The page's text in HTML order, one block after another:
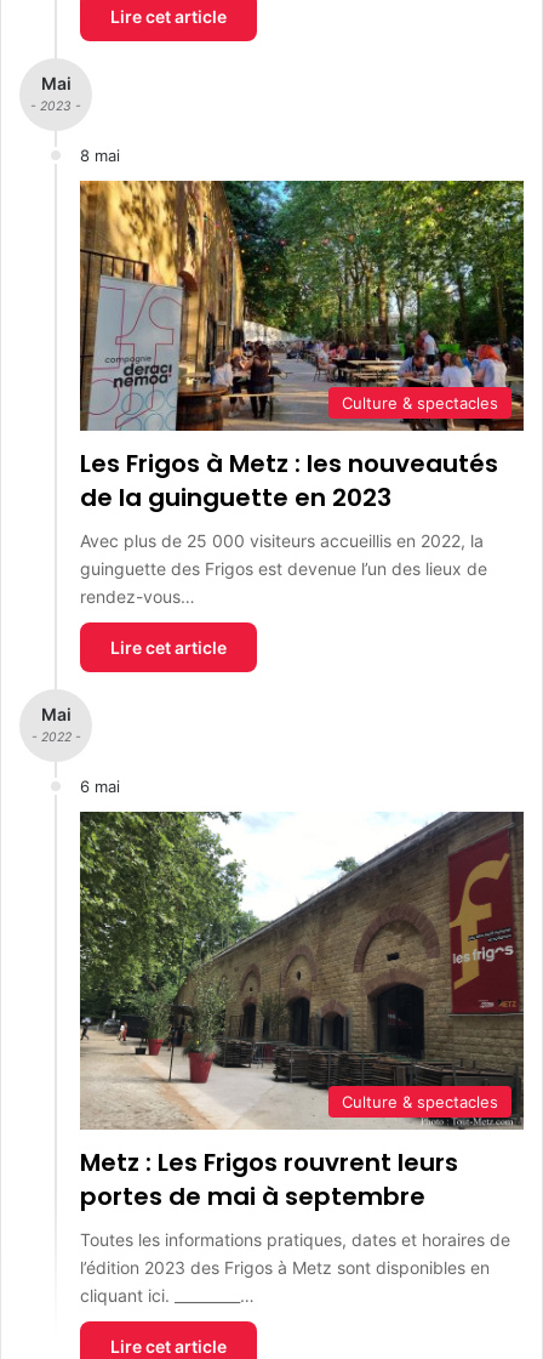
Lire cet article
Mai
- 2023 -
8 mai
Culture & spectacles
Les Frigos à Metz : les nouveautés
de la guinguette en 2023
Avec plus de 25 000 visiteurs accueillis en 2022, la
guinguette des Frigos est devenue l’un des lieux de
rendez-vous…
Lire cet article
Mai
- 2022 -
6 mai
Culture & spectacles
Metz : Les Frigos rouvrent leurs
portes de mai à septembre
Toutes les informations pratiques, dates et horaires de
l’édition 2023 des Frigos à Metz sont disponibles en
cliquant ici. _________…
Lire cet article